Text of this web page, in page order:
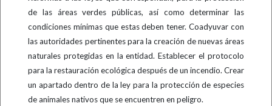
de las áreas verdes públicas, así como determinar las
condiciones mínimas que estas deben tener. Coadyuvar con
las autoridades pertinentes para la creación de nuevas áreas
naturales protegidas en la entidad. Establecer el protocolo
para la restauración ecológica después de un incendio. Crear
un apartado dentro de la ley para la protección de especies
de animales nativos que se encuentren en peligro.